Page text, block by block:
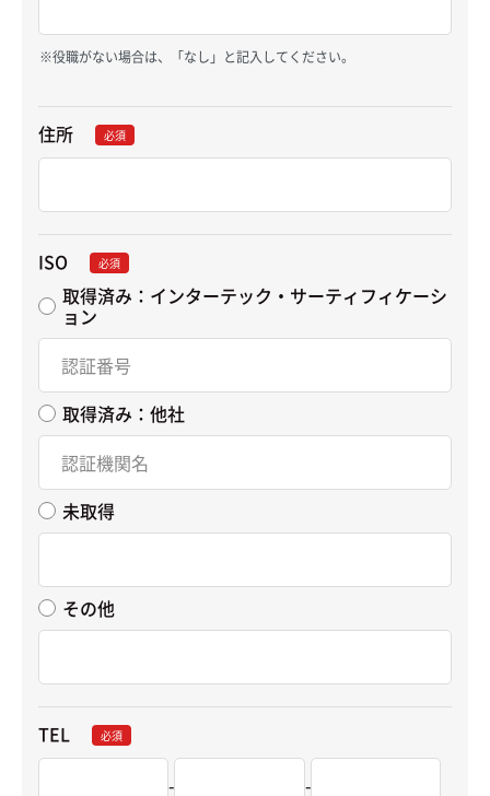
役職がない場合は、「なし」と記入してください。
住所 必須
ISO 必須
取得済み：インターテック・サーティフィケーシ
ョン
取得済み：他社
未取得
その他
TEL 必須
- -